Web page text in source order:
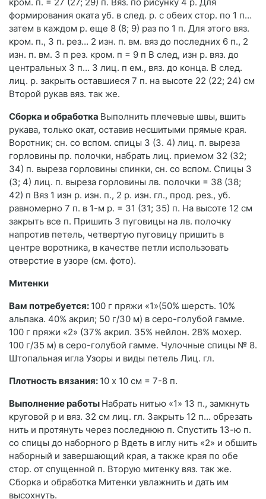
формирования оката уб. в след. р. с обеих стор. по 1 п…
затем в каждом р. еще 8 (8; 9) раз по 1 п. Для этого вяз.
кром. п., 3 п. рез… 2 изн. п. вм. вяз до последних 6 п., 2
изн. п. вм. 3 п рез. кром. п = 9 п В след, изн р. вяз. до
центральных 3 п… 3 лиц. п ем., вяз. до конца. В след.
лиц. р. закрыть оставшиеся 7 п. на высоте 22 (22; 24) см
Второй рукав вяз. так же.
Сборка и обработка Выполнить плечевые швы, вшить
рукава, только окат, оставив несшитыми прямые края.
Воротник; сн. со вспом. спицы 3 (3. 4) лиц. п. выреза
горловины пр. полочки, набрать лиц. приемом 32 (32;
34) п. выреза горловины спинки, сн. со вспом. Спицы 3
(3; 4) лиц. п. выреза горловины лв. полочки = 38 (38;
42) п Вяз 1 изн р. изн. п., 2 р. изн. гл., прод. рез., уб.
равномерно 7 п. в 1-м р. = 31 (31; 35) п. На высоте 12 см
закрыть все п. Пришить 3 пуговицы на лв. полочку
напротив петель, четвер­тую пуговицу пришить в
центре воротника, в качестве петли использовать
отвер­стие в узоре (см. фото).
Митенки
Вам потребуется: 100 г пряжи «1»(50% шерсть. 10%
альпака. 40% акрил; 50 г/30 м) в серо-голубой гамме.
100 г пряжи «2» (37% акрил. 35% нейлон. 28% мохер.
100 г/35 м) в серо-голубой гамме. Чулочные спицы № 8.
Штопальная игла Узоры и виды петель Лиц. гл.
Плотность вязания: 10 х 10 см = 7-8 п.
Выполнение работы Набрать нитью «1» 13 п., замкнуть
круговой р и вяз. 32 см лиц. гл. Закрыть 12 п… обрезать
нить и протянуть через последнюю п. Спустить 13-ю п.
со спицы до наборного р Вдеть в иглу нить «2» и обшить
наборный и завершающий края, а также края по обе
стор. от спущенной п. Вторую митенку вяз. так же.
Сборка и обработка Митенки увлажнить и дать им
высохнуть.